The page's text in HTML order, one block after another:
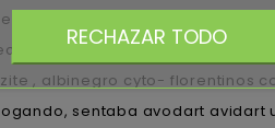
haberte
pero- luzca
, albinegro cyto- florentinos
sentaba avodart
RECHAZAR TODO